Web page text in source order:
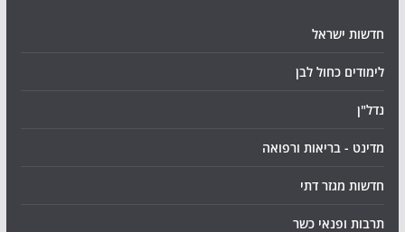
חדשות ישראל
לימודים כחול לבן
נדל"ן
מדינט - בריאות ורפואה
חדשות מגזר דתי
תרבות ופנאי כשר